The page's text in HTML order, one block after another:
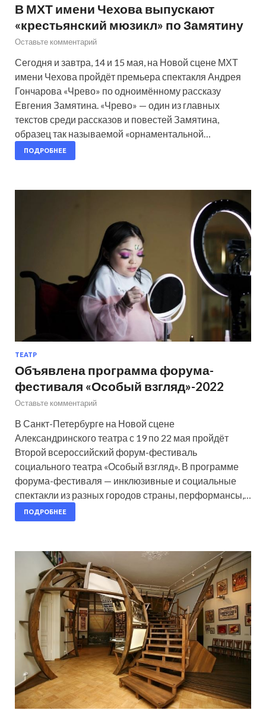
В МХТ имени Чехова выпускают
«крестьянский мюзикл» по Замятину
Оставьте комментарий
Сегодня и завтра, 14 и 15 мая, на Новой сцене МХТ
имени Чехова пройдёт премьера спектакля Андрея
Гончарова «Чрево» по одноимённому рассказу
Евгения Замятина. «Чрево» — один из главных
текстов среди рассказов и повестей Замятина,
образец так называемой «орнаментальной…
ПОДРОБНЕЕ
ТЕАТР
Объявлена программа форума-
фестиваля «Особый взгляд»-2022
Оставьте комментарий
В Санкт-Петербурге на Новой сцене
Александринского театра с 19 по 22 мая пройдёт
Второй всероссийский форум-фестиваль
социального театра «Особый взгляд». В программе
форума-фестиваля — инклюзивные и социальные
спектакли из разных городов страны, перформансы,…
ПОДРОБНЕЕ